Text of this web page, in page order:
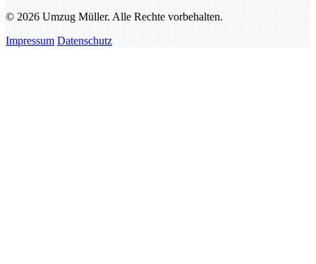
© 2026 Umzug Müller. Alle Rechte vorbehalten.
Impressum Datenschutz